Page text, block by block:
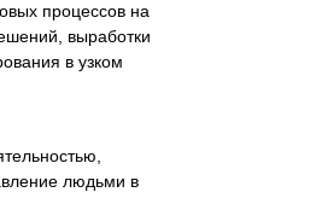
процессов на
выработки
в узком
людьми в